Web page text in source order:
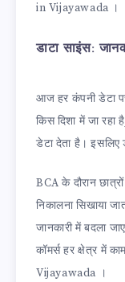
in Vijayawada ।
डाटा साइंस:
आज हर कंपनी डेटा
किस दिशा में जा रहा
डेटा देता है। इसलिए
BCA के दौरान
निकालना सिखाया
जानकारी में बदला
कॉमर्स हर क्षेत्र में
Vijayawada ।